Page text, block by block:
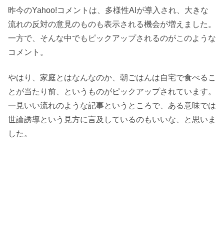
昨今のYahoo!コメントは、多様性AIが導入され、大きな
流れの反対の意見のものも表示される機会が増えました。
一方で、そんな中でもピックアップされるのがこのような
コメント。
やはり、家庭とはなんなのか、朝ごはんは自宅で食べるこ
とが当たり前、というものがピックアップされています。
一見いい流れのような記事というところで、ある意味では
世論誘導という見方に言及しているのもいいな、と思いま
した。